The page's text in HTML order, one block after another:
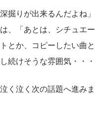
掘りが出来るんだよね」
、「あとは、シチュエー
とか、コピーしたい曲と
続けそうな雰囲気・・・
く泣く次の話題へ進みま